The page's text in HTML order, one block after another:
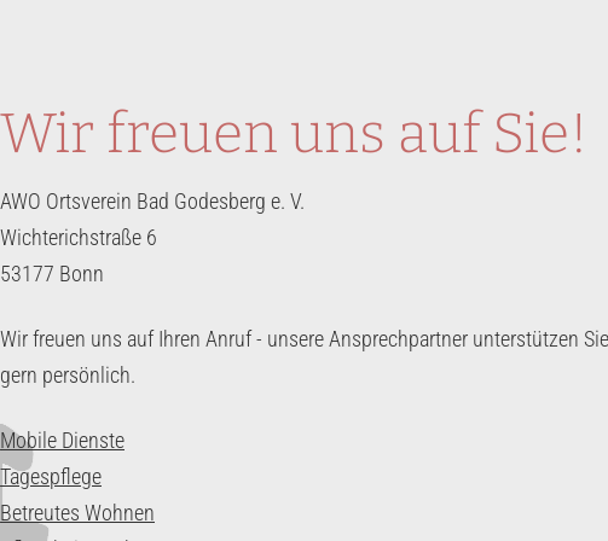
Wir freuen uns auf Sie!
AWO Ortsverein Bad Godesberg e. V.
Wichterichstraße 6
53177 Bonn
Wir freuen uns auf Ihren Anruf - unsere Ansprechpartner unterstützen Sie
gern persönlich.
Mobile Dienste
Tagespflege
Betreutes Wohnen